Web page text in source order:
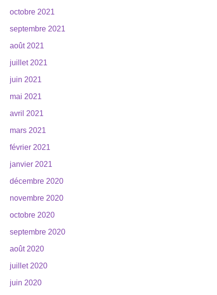
octobre 2021
septembre 2021
août 2021
juillet 2021
juin 2021
mai 2021
avril 2021
mars 2021
février 2021
janvier 2021
décembre 2020
novembre 2020
octobre 2020
septembre 2020
août 2020
juillet 2020
juin 2020